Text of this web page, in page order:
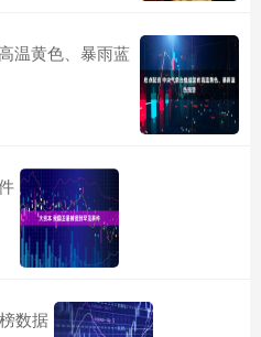
温黄色、暴雨蓝
数据